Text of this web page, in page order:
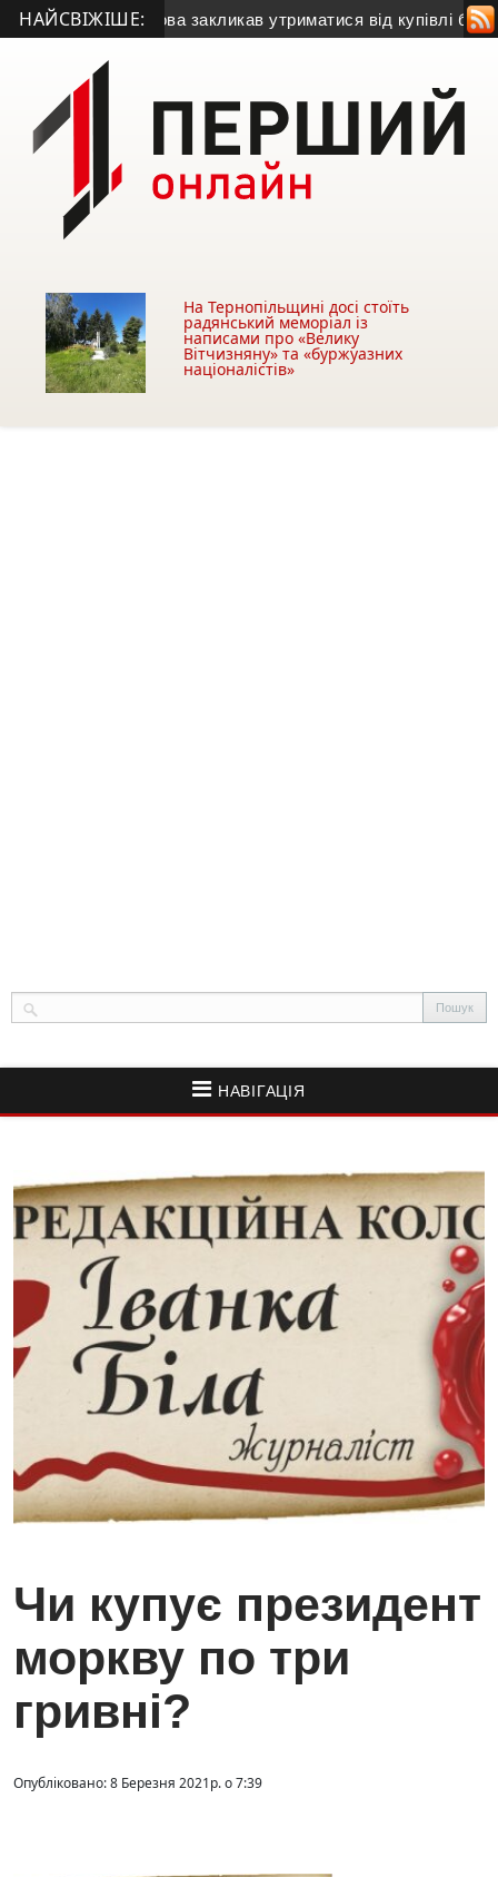
НАЙСВІЖІШЕ:
Міський голова закликав утриматися від купівлі будівлі у
На Тернопільщині досі стоїть
радянський меморіал із
написами про «Велику
Вітчизняну» та «буржуазних
націоналістів»
НАВІГАЦІЯ
Чи купує президент
моркву по три
гривні?
Опубліковано: 8 Березня 2021р. о 7:39